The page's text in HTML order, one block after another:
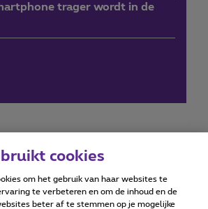
trager wordt in de
Accessibility statement
cookies
om het gebruik van haar websites te
te verbeteren en om de inhoud en de
beter af te stemmen op je mogelijke